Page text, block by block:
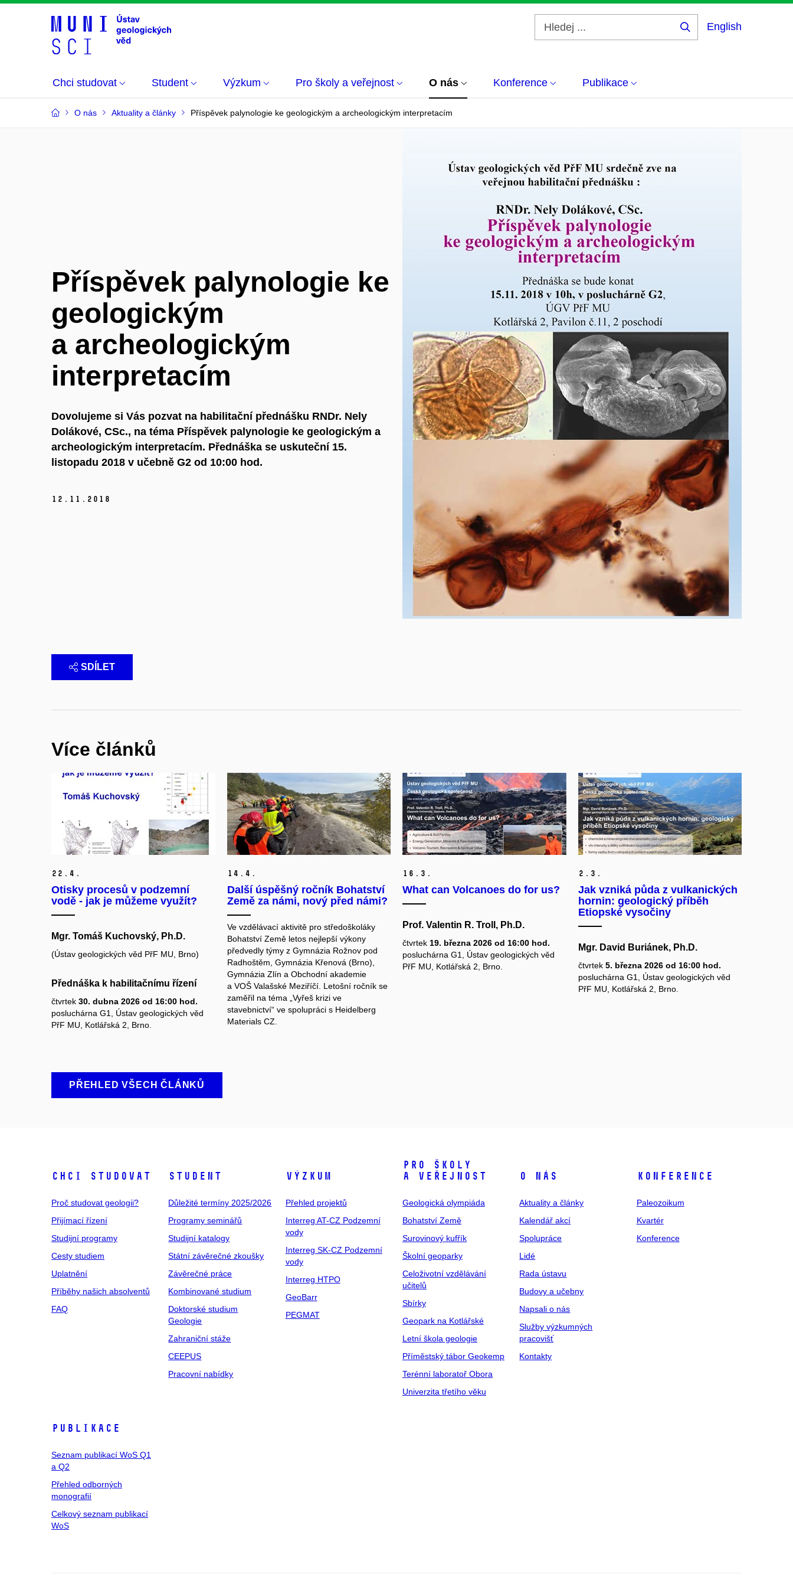
English
Chci studovat Student Výzkum Pro školy a veřejnost O nás Konference Publikace
O nás Aktuality a články Příspěvek palynologie ke geologickým a archeologickým interpretacím
Příspěvek palynologie ke
geologickým
a archeologickým
interpretacím
Dovolujeme si Vás pozvat na habilitační přednášku RNDr. Nely
Dolákové, CSc., na téma Příspěvek palynologie ke geologickým a
archeologickým interpretacím. Přednáška se uskuteční 15.
listopadu 2018 v učebně G2 od 10:00 hod.
12. 11. 2018
SDÍLET
Více článků
22. 4.
Otisky procesů v podzemní
vodě - jak je můžeme využít?
Mgr. Tomáš Kuchovský, Ph.D.
(Ústav geologických věd PřF MU, Brno)
Přednáška k habilitačnímu řízení
čtvrtek 30. dubna 2026 od 16:00 hod.
posluchárna G1, Ústav geologických věd
PřF MU, Kotlářská 2, Brno.
14. 4.
Další úspěšný ročník Bohatství
Země za námi, nový před námi?
Ve vzdělávací aktivitě pro středoškoláky
Bohatství Země letos nejlepší výkony
předvedly týmy z Gymnázia Rožnov pod
Radhoštěm, Gymnázia Křenová (Brno),
Gymnázia Zlín a Obchodní akademie
a VOŠ Valašské Meziříčí. Letošní ročník se
zaměřil na téma „Vyřeš krizi ve
stavebnictví“ ve spolupráci s Heidelberg
Materials CZ.
16. 3.
What can Volcanoes do for us?
Prof. Valentin R. Troll, Ph.D.
čtvrtek 19. března 2026 od 16:00 hod.
posluchárna G1, Ústav geologických věd
PřF MU, Kotlářská 2, Brno.
2. 3.
Jak vzniká půda z vulkanických
hornin: geologický příběh
Etiopské vysočiny
Mgr. David Buriánek, Ph.D.
čtvrtek 5. března 2026 od 16:00 hod.
posluchárna G1, Ústav geologických věd
PřF MU, Kotlářská 2, Brno.
PŘEHLED VŠECH ČLÁNKŮ
Chci studovat
Proč studovat geologii?
Přijímací řízení
Studijní programy
Cesty studiem
Uplatnění
Příběhy našich absolventů
FAQ
Student
Důležité termíny 2025/2026
Programy seminářů
Studijní katalogy
Státní závěrečné zkoušky
Závěrečné práce
Kombinované studium
Doktorské studium
Geologie
Zahraniční stáže
CEEPUS
Pracovní nabídky
Výzkum
Přehled projektů
Interreg AT-CZ Podzemní
vody
Interreg SK-CZ Podzemní
vody
Interreg HTPO
GeoBarr
PEGMAT
Pro školy
a veřejnost
Geologická olympiáda
Bohatství Země
Surovinový kufřík
Školní geoparky
Celoživotní vzdělávání
učitelů
Sbírky
Geopark na Kotlářské
Letní škola geologie
Příměstský tábor Geokemp
Terénní laboratoř Obora
Univerzita třetího věku
O nás
Aktuality a články
Kalendář akcí
Spolupráce
Lidé
Rada ústavu
Budovy a učebny
Napsali o nás
Služby výzkumných
pracovišť
Kontakty
Konference
Paleozoikum
Kvartér
Konference
Publikace
Seznam publikací WoS Q1
a Q2
Přehled odborných
monografií
Celkový seznam publikací
WoS